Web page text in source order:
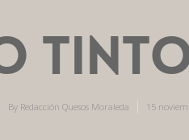
By Redacción Quesos Moraleda 15